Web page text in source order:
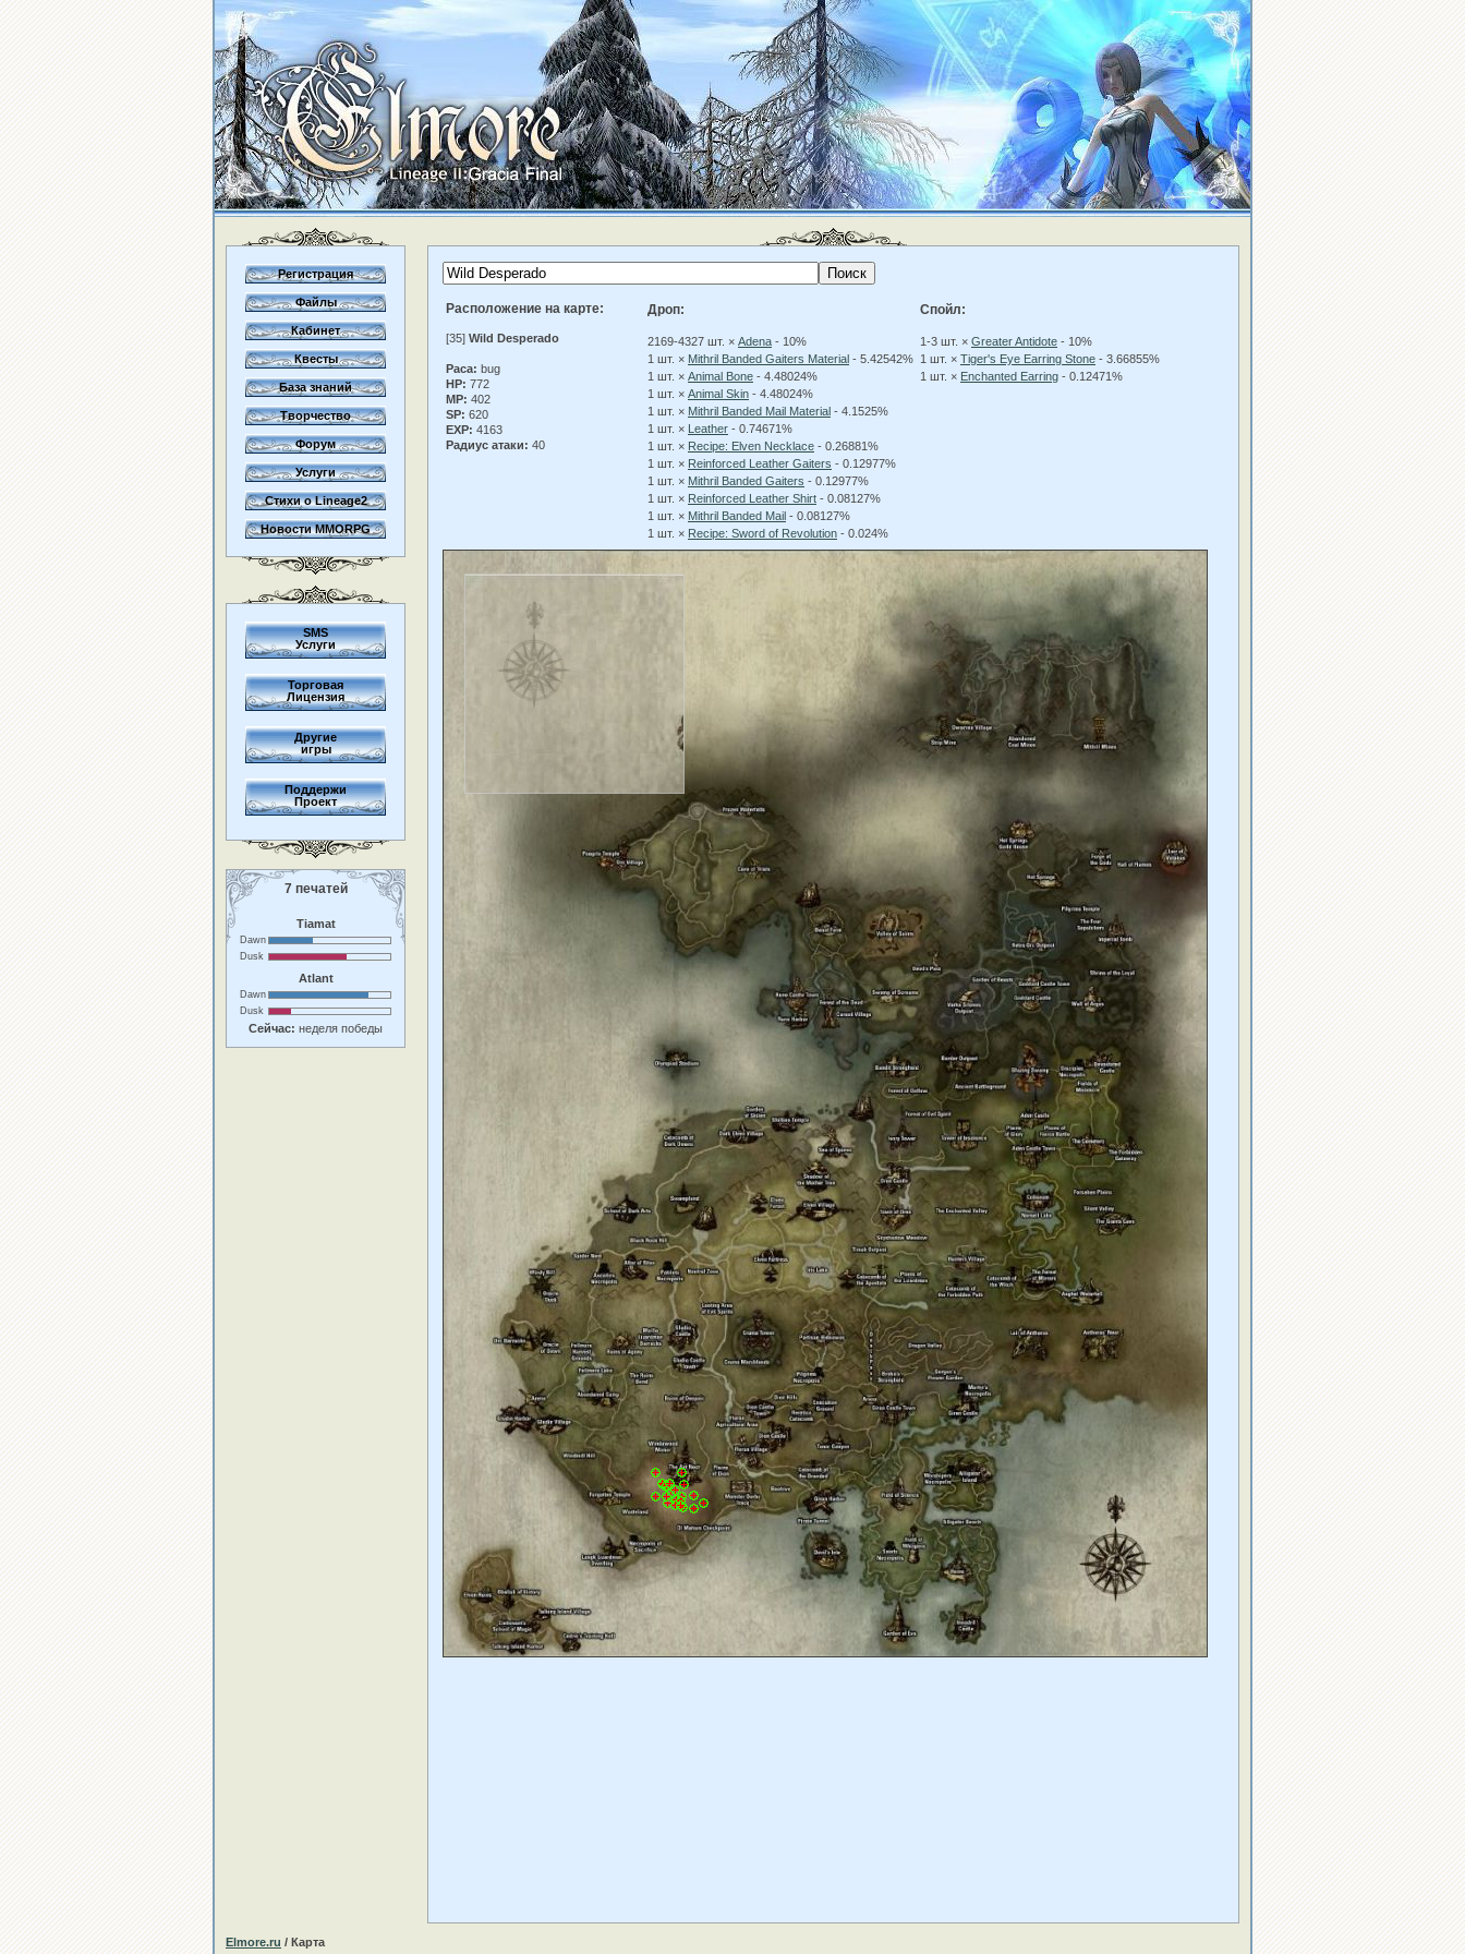
Регистрация
Файлы
Кабинет
Квесты
База знаний
Творчество
Форум
Услуги
Стихи о Lineage2
Новости MMORPG
SMS
Услуги
Торговая
Лицензия
Другие
игры
Поддержи
Проект
7 печатей
Tiamat
Dawn
Dusk
Atlant
Dawn
Dusk
Сейчас: неделя победы
Расположение на карте:
[35] Wild Desperado
Раса: bug
HP: 772
MP: 402
SP: 620
EXP: 4163
Радиус атаки: 40
Дроп:
2169-4327 шт. × Adena - 10%
1 шт. × Mithril Banded Gaiters Material - 5.42542%
1 шт. × Animal Bone - 4.48024%
1 шт. × Animal Skin - 4.48024%
1 шт. × Mithril Banded Mail Material - 4.1525%
1 шт. × Leather - 0.74671%
1 шт. × Recipe: Elven Necklace - 0.26881%
1 шт. × Reinforced Leather Gaiters - 0.12977%
1 шт. × Mithril Banded Gaiters - 0.12977%
1 шт. × Reinforced Leather Shirt - 0.08127%
1 шт. × Mithril Banded Mail - 0.08127%
1 шт. × Recipe: Sword of Revolution - 0.024%
Спойл:
1-3 шт. × Greater Antidote - 10%
1 шт. × Tiger's Eye Earring Stone - 3.66855%
1 шт. × Enchanted Earring - 0.12471%
Elmore.ru / Карта